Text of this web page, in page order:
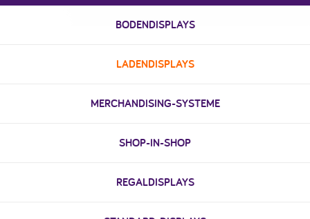
BODENDISPLAYS
LADENDISPLAYS
MERCHANDISING-SYSTEME
SHOP-IN-SHOP
REGALDISPLAYS